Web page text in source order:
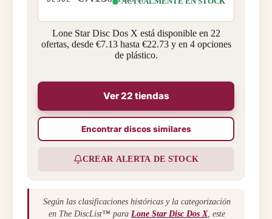
Lone Star Disc Dos X está disponible en 22
ofertas, desde €7.13 hasta €22.73 y en 4 opciones
de plástico.
Ver 22 tiendas
Encontrar discos similares
CREAR ALERTA DE STOCK
Según las clasificaciones históricas y la categorización
en The DiscList™ para Lone Star Disc Dos X, este